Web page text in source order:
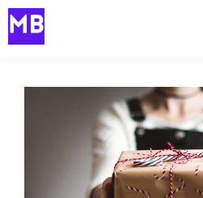
Skip
to